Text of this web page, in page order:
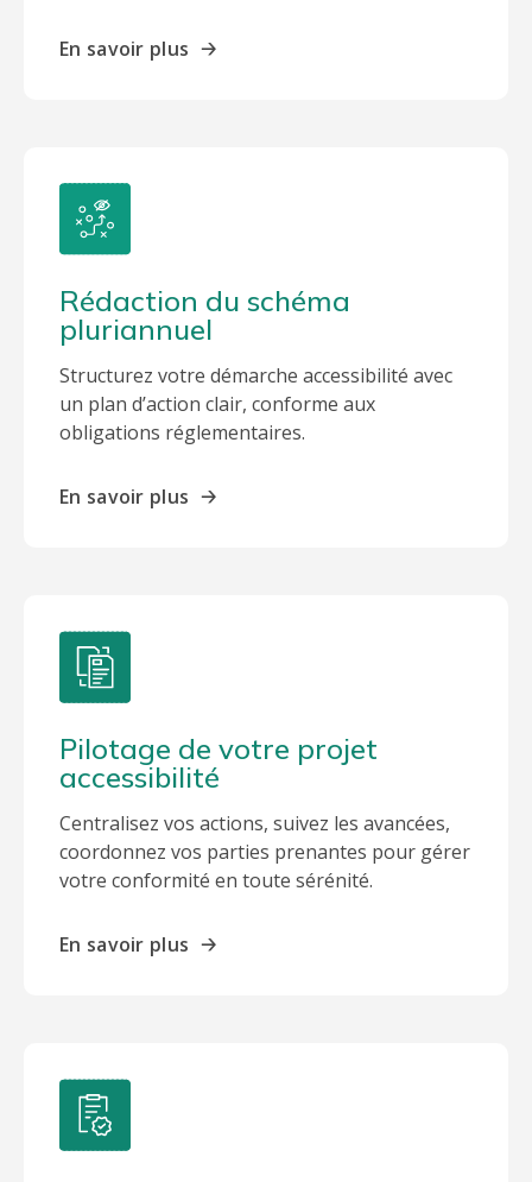
En savoir plus 🡢
Rédaction du schéma
pluriannuel
Structurez votre démarche accessibilité avec
un plan d’action clair, conforme aux
obligations réglementaires.
En savoir plus 🡢
Pilotage de votre projet
accessibilité
Centralisez vos actions, suivez les avancées,
coordonnez vos parties prenantes pour gérer
votre conformité en toute sérénité.
En savoir plus 🡢